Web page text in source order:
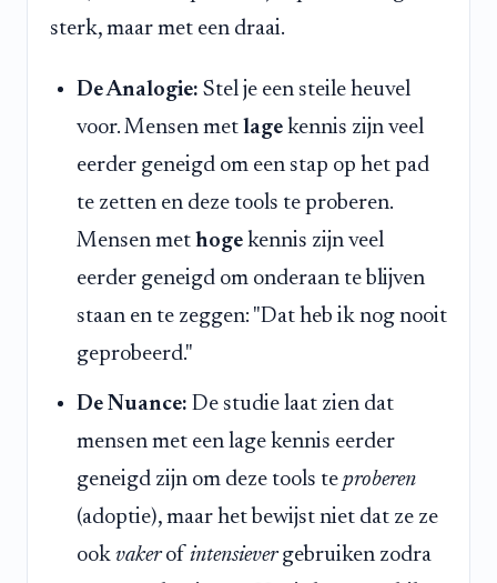
sterk, maar met een draai.
De Analogie: Stel je een steile heuvel
voor. Mensen met lage kennis zijn veel
eerder geneigd om een stap op het pad
te zetten en deze tools te proberen.
Mensen met hoge kennis zijn veel
eerder geneigd om onderaan te blijven
staan en te zeggen: "Dat heb ik nog nooit
geprobeerd."
De Nuance: De studie laat zien dat
mensen met een lage kennis eerder
geneigd zijn om deze tools te proberen
(adoptie), maar het bewijst niet dat ze ze
ook vakerof intensievergebruiken zodra